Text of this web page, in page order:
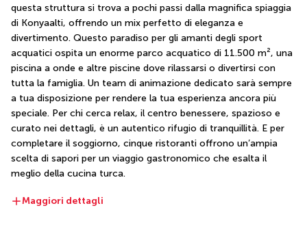
questa struttura si trova a pochi passi dalla magnifica spiaggia
di Konyaalti, offrendo un mix perfetto di eleganza e
divertimento. Questo paradiso per gli amanti degli sport
acquatici ospita un enorme parco acquatico di 11.500 m², una
piscina a onde e altre piscine dove rilassarsi o divertirsi con
tutta la famiglia. Un team di animazione dedicato sarà sempre
a tua disposizione per rendere la tua esperienza ancora più
speciale. Per chi cerca relax, il centro benessere, spazioso e
curato nei dettagli, è un autentico rifugio di tranquillità. E per
completare il soggiorno, cinque ristoranti offrono un’ampia
scelta di sapori per un viaggio gastronomico che esalta il
meglio della cucina turca.
Maggiori dettagli